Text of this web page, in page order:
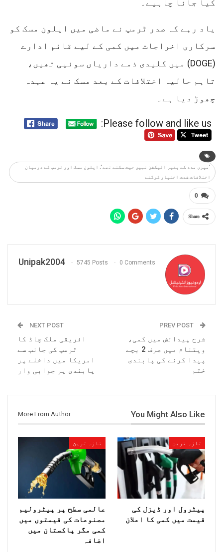
کیا جانا چاہیے۔
یاد رہے کہ صدر ٹرمپ نے ماضی میں ایلون مسک کو
سرکاری اخراجات میں کمی کے لیے قائم ادارے
(DOGE) میں کلیدی ذمے داریاں سونپی تھیں،
تاہم حالیہ اختلافات کے بعد مسک نے یہ عہدہ
چھوڑ دیا ہے۔
Please follow and like us:
'میری مدد کے بغیر الیکشن نہیں جیت سکتے تھے': ایلون مسک اور ٹرمپ کے درمیان
اختلافات شدت اختیار کرگئے
0
Share
Unipak2004 5745 Posts 0 Comments
شرح پیدائش میں کمی،
ویتنام میں صرف 2 بچے
پیدا کرنے کی پابندی
ختم
NEXT POST
افریقی ملک چاڈ کا
ٹرمپ کی جانب سے
امریکا میں داخلے پر
پابندی پر جوابی وار
You Might Also Like
More From Author
تازہ ترین
پیٹرول اور ڈیزل کی
قیمت میں کمی کا اعلان
تازہ ترین
عالمی سطح پر پیٹرولیم
مصنوعات کی قیمتوں میں
کمی مگر پاکستان میں
اضافہ